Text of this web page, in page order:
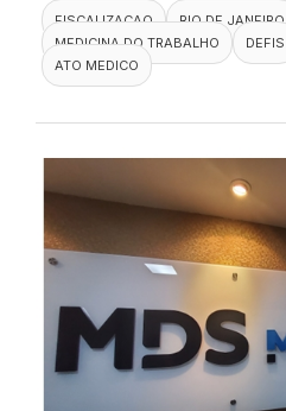
FISCALIZACAO
RIO DE JANEIRO
MEDICINA DO TRABALHO
DEFIS
ATO MEDICO